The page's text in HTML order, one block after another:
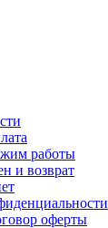
работы
и возврат
оферты